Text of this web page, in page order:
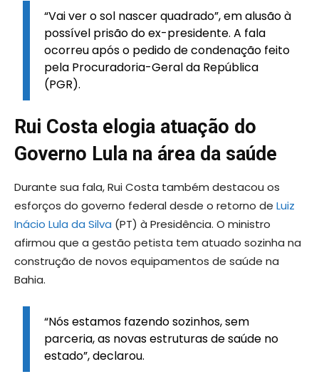
“Vai ver o sol nascer quadrado”, em alusão à
possível prisão do ex-presidente. A fala
ocorreu após o pedido de condenação feito
pela Procuradoria-Geral da República
(PGR).
Rui Costa elogia atuação do
Governo Lula na área da saúde
Durante sua fala, Rui Costa também destacou os
esforços do governo federal desde o retorno de Luiz
Inácio Lula da Silva (PT) à Presidência. O ministro
afirmou que a gestão petista tem atuado sozinha na
construção de novos equipamentos de saúde na
Bahia.
“Nós estamos fazendo sozinhos, sem
parceria, as novas estruturas de saúde no
estado”, declarou.